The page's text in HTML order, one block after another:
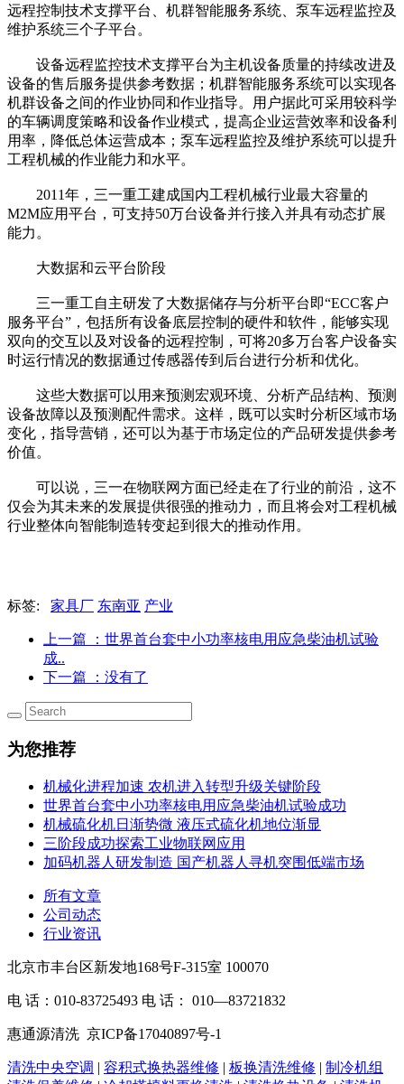
远程控制技术支撑平台、机群智能服务系统、泵车远程监控及
维护系统三个子平台。
设备远程监控技术支撑平台为主机设备质量的持续改进及
设备的售后服务提供参考数据；机群智能服务系统可以实现各
机群设备之间的作业协同和作业指导。用户据此可采用较科学
的车辆调度策略和设备作业模式，提高企业运营效率和设备利
用率，降低总体运营成本；泵车远程监控及维护系统可以提升
工程机械的作业能力和水平。
2011年，三一重工建成国内工程机械行业最大容量的
M2M应用平台，可支持50万台设备并行接入并具有动态扩展
能力。
大数据和云平台阶段
三一重工自主研发了大数据储存与分析平台即“ECC客户
服务平台”，包括所有设备底层控制的硬件和软件，能够实现
双向的交互以及对设备的远程控制，可将20多万台客户设备实
时运行情况的数据通过传感器传到后台进行分析和优化。
这些大数据可以用来预测宏观环境、分析产品结构、预测
设备故障以及预测配件需求。这样，既可以实时分析区域市场
变化，指导营销，还可以为基于市场定位的产品研发提供参考
价值。
可以说，三一在物联网方面已经走在了行业的前沿，这不
仅会为其未来的发展提供很强的推动力，而且将会对工程机械
行业整体向智能制造转变起到很大的推动作用。
标签: 家具厂 东南亚 产业
上一篇
：世界首台套中小功率核电用应急柴油机试验
成..
下一篇
：没有了
为您推荐
机械化进程加速 农机进入转型升级关键阶段
世界首台套中小功率核电用应急柴油机试验成功
机械硫化机日渐势微 液压式硫化机地位渐显
三阶段成功探索工业物联网应用
加码机器人研发制造 国产机器人寻机突围低端市场
所有文章
公司动态
行业资讯
北京市丰台区新发地168号F-315室 100070
电 话：010-83725493 电 话： 010—83721832
惠通源清洗 京ICP备17040897号-1
清洗中央空调 | 容积式换热器维修 | 板换清洗维修 | 制冷机组